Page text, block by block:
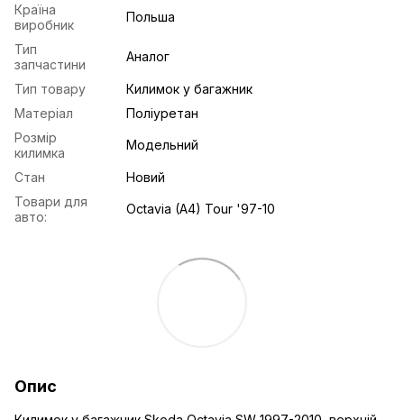
Країна
виробник
Польша
Тип
запчастини
Аналог
Тип товару
Килимок у багажник
Матеріал
Поліуретан
Розмір
килимка
Модельний
Стан
Новий
Товари для
авто:
Octavia (A4) Tour '97-10
Опис